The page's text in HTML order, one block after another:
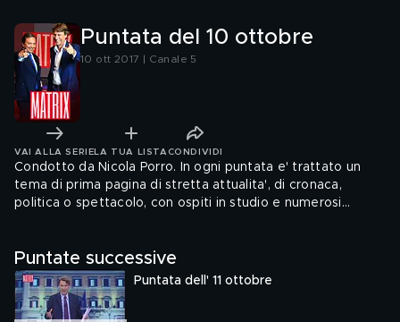
Puntata del 10 ottobre
10 ott 2017 | Canale 5
VAI ALLA SERIE LA TUA LISTA CONDIVIDI
Condotto da Nicola Porro. In ogni puntata e' trattato un
tema di prima pagina di stretta attualita', di cronaca,
politica o spettacolo, con ospiti in studio e numerosi
Puntate successive
Puntata dell' 11 ottobre